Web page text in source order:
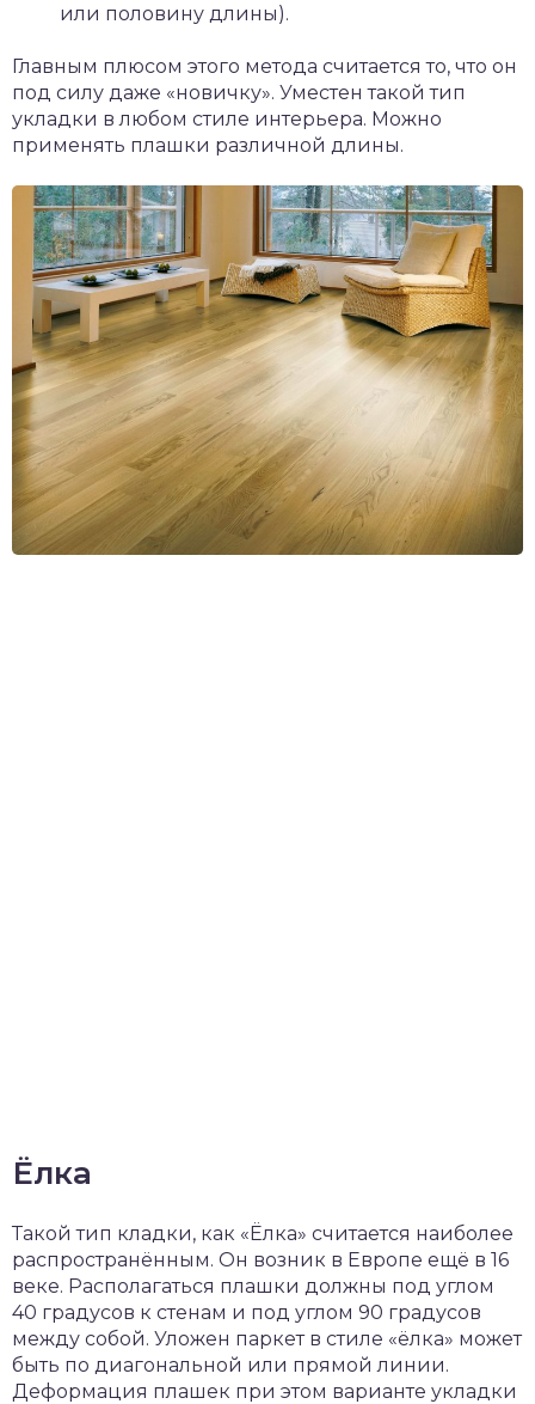
или половину длины).
Главным плюсом этого метода считается то, что он
под силу даже «новичку». Уместен такой тип
укладки в любом стиле интерьера. Можно
применять плашки различной длины.
Ёлка
Такой тип кладки, как «Ёлка» считается наиболее
распространённым. Он возник в Европе ещё в 16
веке. Располагаться плашки должны под углом
40 градусов к стенам и под углом 90 градусов
между собой. Уложен паркет в стиле «ёлка» может
быть по диагональной или прямой линии.
Деформация плашек при этом варианте укладки